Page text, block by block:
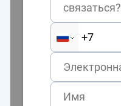
связаться?